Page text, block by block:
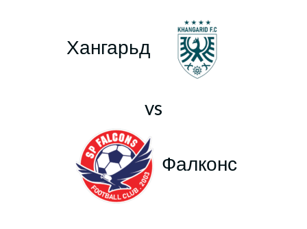
Хангарьд
vs
Фалконс